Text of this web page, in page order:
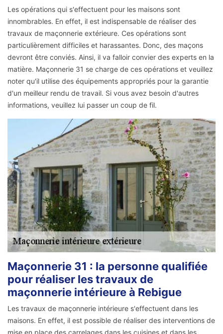
Les opérations qui s'effectuent pour les maisons sont
innombrables. En effet, il est indispensable de réaliser des
travaux de maçonnerie extérieure. Ces opérations sont
particulièrement difficiles et harassantes. Donc, des maçons
devront être conviés. Ainsi, il va falloir convier des experts en la
matière. Maçonnerie 31 se charge de ces opérations et veuillez
noter qu'il utilise des équipements appropriés pour la garantie
d'un meilleur rendu de travail. Si vous avez besoin d'autres
informations, veuillez lui passer un coup de fil.
Maçonnerie 31 : la personne qualifiée
pour réaliser les travaux de
maçonnerie intérieure à Rebigue
Les travaux de maçonnerie intérieure s'effectuent dans les
maisons. En effet, il est possible de réaliser des interventions de